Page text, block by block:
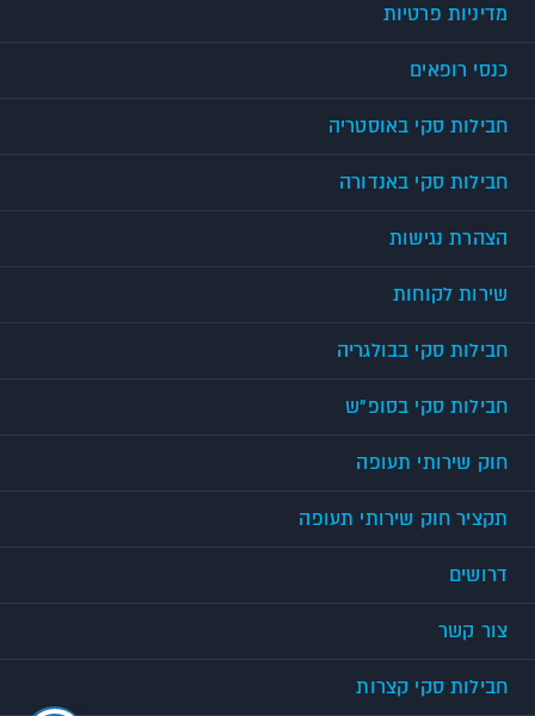
מדיניות פרטיות
כנסי רופאים
חבילות סקי באוסטריה
חבילות סקי באנדורה
הצהרת נגישות
שירות לקוחות
חבילות סקי בבולגריה
חבילות סקי בסופ"ש
חוק שירותי תעופה
תקציר חוק שירותי תעופה
דרושים
צור קשר
חבילות סקי קצרות